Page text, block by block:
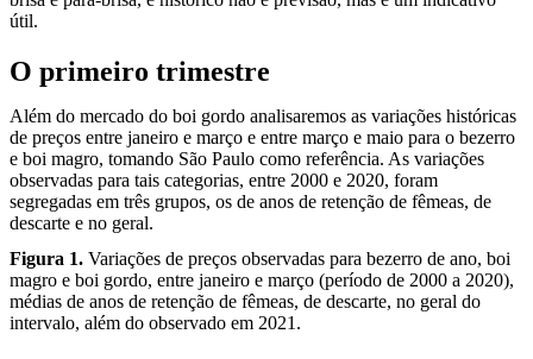
útil.
O primeiro trimestre
Além do mercado do boi gordo analisaremos as variações históricas
de preços entre janeiro e março e entre março e maio para o bezerro
e boi magro, tomando São Paulo como referência. As variações
observadas para tais categorias, entre 2000 e 2020, foram
segregadas em três grupos, os de anos de retenção de fêmeas, de
descarte e no geral.
Figura 1. Variações de preços observadas para bezerro de ano, boi
magro e boi gordo, entre janeiro e março (período de 2000 a 2020),
médias de anos de retenção de fêmeas, de descarte, no geral do
intervalo, além do observado em 2021.